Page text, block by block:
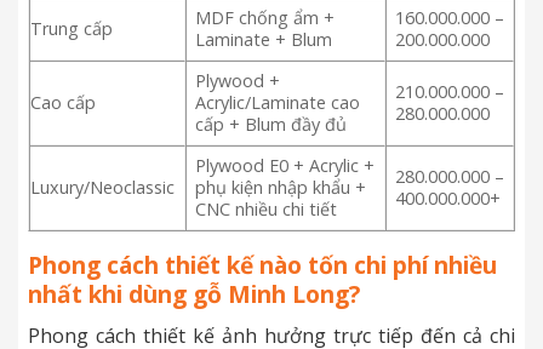
Trung cấp
MDF chống ẩm +
Laminate + Blum
160.000.000 –
200.000.000
Cao cấp
Plywood +
Acrylic/Laminate cao
cấp + Blum đầy đủ
210.000.000 –
280.000.000
Luxury/Neoclassic
Plywood E0 + Acrylic +
phụ kiện nhập khẩu +
CNC nhiều chi tiết
280.000.000 –
400.000.000+
Phong cách thiết kế nào tốn chi phí nhiều
nhất khi dùng gỗ Minh Long?
Phong cách thiết kế ảnh hưởng trực tiếp đến cả chi